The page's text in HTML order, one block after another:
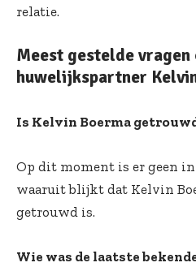
relatie.
Meest gestelde vragen
huwelijkspartner
Is Kelvin Boerma
Op dit moment is er geen
waaruit blijkt dat Kelvin
getrouwd is.
Wie was de laatste